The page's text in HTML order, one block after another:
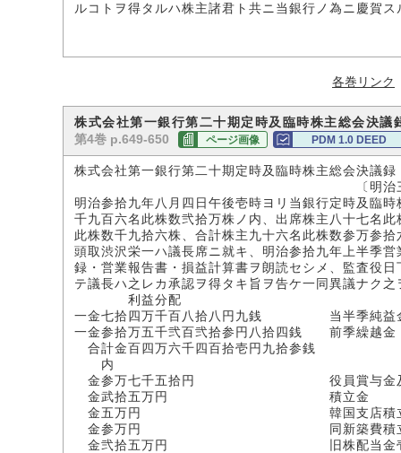
ルコトヲ得タルハ株主諸君ト共ニ当銀行ノ為ニ慶賀ス
各巻リンク
株式会社第一銀行第二十期定時及臨時株主総会決
第4巻 p.649-650 ページ画像 PDM 1.0 DEED
株式会社第一銀行第二十期定時及臨時株主総会決議録
〔明治三九年八
明治参拾九年八月四日午後壱時ヨリ当銀行定時及臨
千九百六名此株数弐拾万株ノ内、出席株主八十七名
此株数千九拾六株、合計株主九十六名此株数参万参拾
頭取渋沢栄一ハ議長席ニ就キ、明治参拾九年上半季
録・営業報告書・損益計算書ヲ朗読セシメ、監査役
テ議長ハ之レカ承認ヲ得タキ旨ヲ告ケ一同異議ナク
利益分配
一金七拾四万千百八拾八円九銭 当半季純益
一金参拾万五千弐百弐拾参円八拾四銭 前季繰越金
合計金百四万六千四百拾壱円九拾参銭
内
金参万七千五拾円 役員賞与金及行
金武拾五万円 積立金
金五万円 韓国支店積立
金参万円 同新築費積立
金弐拾五万円 旧株配当金壱株ニ付